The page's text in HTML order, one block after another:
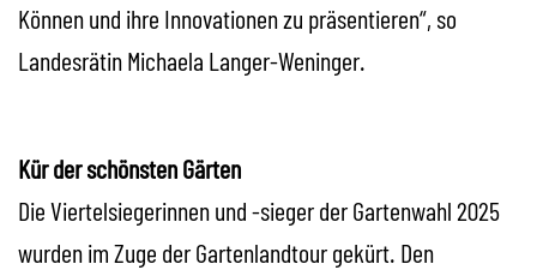
Können und ihre Innovationen zu präsentieren“, so
Landesrätin Michaela Langer-Weninger.
Kür der schönsten Gärten
Die Viertelsiegerinnen und -sieger der Gartenwahl 2025
wurden im Zuge der Gartenlandtour gekürt. Den